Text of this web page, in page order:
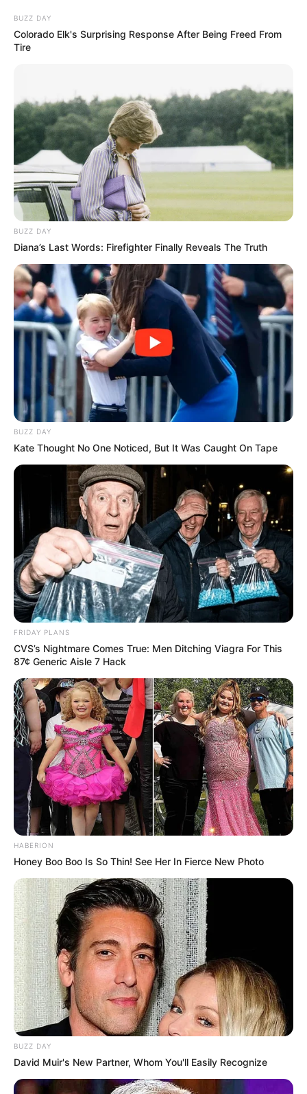
BUZZ DAY
Colorado Elk's Surprising Response After Being Freed From
Tire
BUZZ DAY
Diana’s Last Words: Firefighter Finally Reveals The Truth
BUZZ DAY
Kate Thought No One Noticed, But It Was Caught On Tape
FRIDAY PLANS
CVS’s Nightmare Comes True: Men Ditching Viagra For This
87¢ Generic Aisle 7 Hack
HABERION
Honey Boo Boo Is So Thin! See Her In Fierce New Photo
BUZZ DAY
David Muir's New Partner, Whom You'll Easily Recognize